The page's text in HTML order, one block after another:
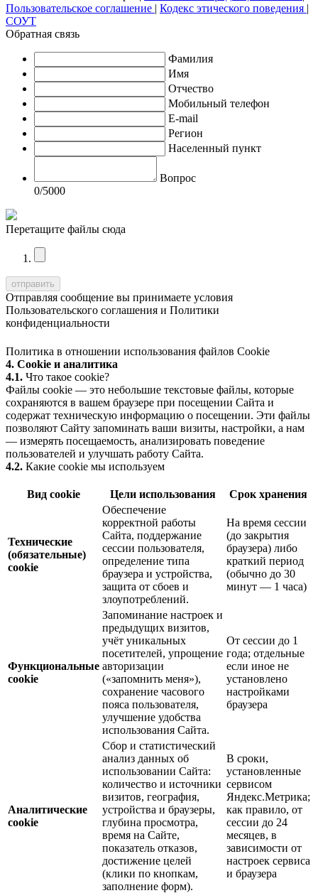
Пользовательское соглашение | Кодекс этического поведения |
СОУТ
Обратная связь
Фамилия
Имя
Отчество
Мобильный телефон
E-mail
Регион
Населенный пункт
Вопрос
0/5000
Перетащите файлы сюда
Отправляя сообщение вы принимаете условия
Пользовательского соглашения и Политики
конфиденциальности
Политика в отношении использования файлов Cookie
4. Cookie и аналитика
4.1. Что такое cookie?
Файлы cookie — это небольшие текстовые файлы, которые
сохраняются в вашем браузере при посещении Сайта и
содержат техническую информацию о посещении. Эти файлы
позволяют Сайту запоминать ваши визиты, настройки, а нам
— измерять посещаемость, анализировать поведение
пользователей и улучшать работу Сайта.
4.2. Какие cookie мы используем
Вид cookie Цели использования Срок хранения
Технические
(обязательные)
cookie
Обеспечение
корректной работы
Сайта, поддержание
сессии пользователя,
определение типа
браузера и устройства,
защита от сбоев и
злоупотреблений.
На время сессии
(до закрытия
браузера) либо
краткий период
(обычно до 30
минут — 1 часа)
Функциональные
cookie
Запоминание настроек и
предыдущих визитов,
учёт уникальных
посетителей, упрощение
авторизации
(«запомнить меня»),
сохранение часового
пояса пользователя,
улучшение удобства
использования Сайта.
От сессии до 1
года; отдельные
если иное не
установлено
настройками
браузера
Аналитические
cookie
Сбор и статистический
анализ данных об
использовании Сайта:
количество и источники
визитов, география,
устройства и браузеры,
глубина просмотра,
время на Сайте,
показатель отказов,
достижение целей
(клики по кнопкам,
заполнение форм).
В сроки,
установленные
сервисом
Яндекс.Метрика;
как правило, от
сессии до 24
месяцев, в
зависимости от
настроек сервиса
и браузера